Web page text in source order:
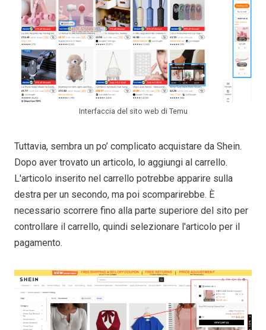
Interfaccia del sito web di Temu
Tuttavia, sembra un po’ complicato acquistare da Shein.
Dopo aver trovato un articolo, lo aggiungi al carrello.
L'articolo inserito nel carrello potrebbe apparire sulla
destra per un secondo, ma poi scomparirebbe. È
necessario scorrere fino alla parte superiore del sito per
controllare il carrello, quindi selezionare l'articolo per il
pagamento.